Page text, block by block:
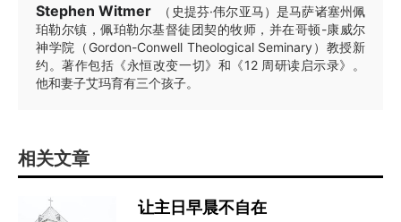
Stephen Witmer
（史提芬·伟尔亚马）是马萨诸塞州佩
珀勒尔镇，佩珀勒尔基督徒团契的牧师，并在哥顿-康威尔
神学院（Gordon-Conwell Theological Seminary）教授新
约。著作包括《永恒改变一切》和《12 周研读启示录》。
他和妻子艾玛育有三个孩子。
相关文章
让主日早晨不自在